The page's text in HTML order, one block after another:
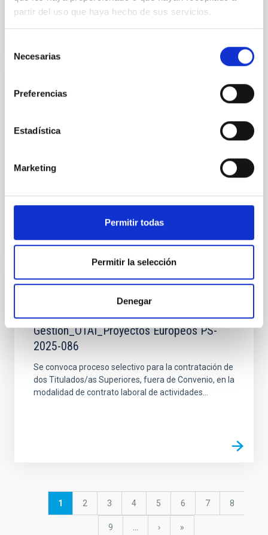
partir del uso que haya hecho de sus servicios.
Necesarias
Preferencias
Estadística
Marketing
Permitir todas
Permitir la selección
Denegar
JOB
Software_SIGE-ESPACIO. PS-2025-052
dos Ingenieros/as, fuera de Convenio, en la
modalidad de contrato laboral de actividades
Dos Contratos- Titulados/as Superiores-
Gestión_OTAI_Proyectos Europeos PS-
2025-086
Se convoca proceso selectivo para la contratación de
dos Titulados/as Superiores, fuera de Convenio, en la
modalidad de contrato laboral de actividades...
Current
1 Page
2 Page
3 Page
4 Page
5 Page
6 Page
7 Page
8
Page
9
Next
›
last
»